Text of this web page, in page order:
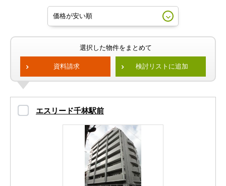
選択した物件をまとめて
資料請求 検討リストに追加
エスリード千林駅前